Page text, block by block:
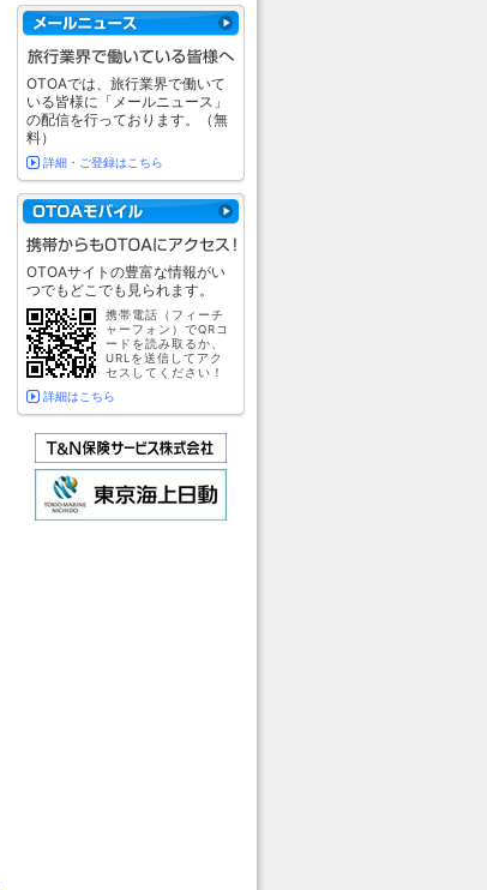
OTOAでは、旅行業界で働いて
いる皆様に「メールニュース」
の配信を行っております。（無
料）
詳細・ご登録はこちら
OTOAサイトの豊富な情報がい
つでもどこでも見られます。
携帯電話（フィーチ
ャーフォン）でQRコ
ードを読み取るか、
URLを送信してアク
セスしてください！
詳細はこちら